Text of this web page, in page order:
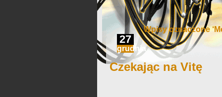
Wpisy oznaczone
27
grudnia
Czekając na Vitę